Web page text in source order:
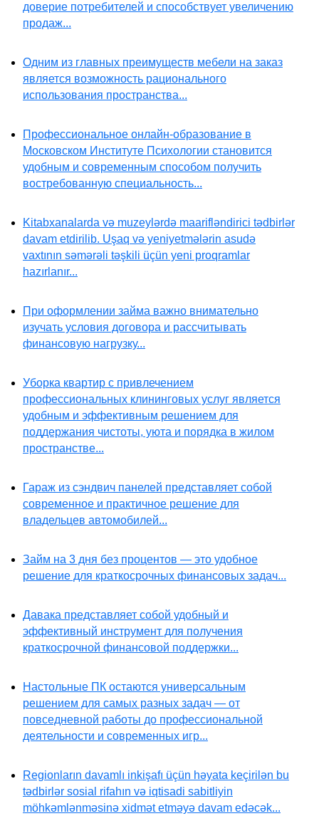
доверие потребителей и способствует увеличению
продаж...
Одним из главных преимуществ мебели на заказ
является возможность рационального
использования пространства...
Профессиональное онлайн-образование в
Московском Институте Психологии становится
удобным и современным способом получить
востребованную специальность...
Kitabxanalarda və muzeylərdə maarifləndirici tədbirlər
davam etdirilib. Uşaq və yeniyetmələrin asudə
vaxtının səmərəli təşkili üçün yeni proqramlar
hazırlanır...
При оформлении займа важно внимательно
изучать условия договора и рассчитывать
финансовую нагрузку...
Уборка квартир с привлечением
профессиональных клининговых услуг является
удобным и эффективным решением для
поддержания чистоты, уюта и порядка в жилом
пространстве...
Гараж из сэндвич панелей представляет собой
современное и практичное решение для
владельцев автомобилей...
Займ на 3 дня без процентов — это удобное
решение для краткосрочных финансовых задач...
Давака представляет собой удобный и
эффективный инструмент для получения
краткосрочной финансовой поддержки...
Настольные ПК остаются универсальным
решением для самых разных задач — от
повседневной работы до профессиональной
деятельности и современных игр...
Regionların davamlı inkişafı üçün həyata keçirilən bu
tədbirlər sosial rifahın və iqtisadi sabitliyin
möhkəmlənməsinə xidmət etməyə davam edəcək...